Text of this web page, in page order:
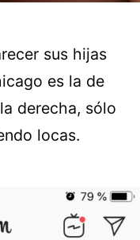
sus hijas
es la de
derecha, sólo
locas.